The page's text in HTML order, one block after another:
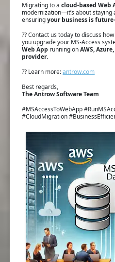
Migrating to a cloud-based Web
modernization—it’s about
ensuringyour business is
?? Contact us today to discuss how
you upgrade your MS-Access
Web App running onAWS,
provider.
?? Learn more:antrow.com
Best regards,
The Antrow Software Team
#MSAccessToWebApp
#CloudMigration